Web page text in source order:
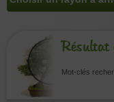
Résultat
Mot-clés